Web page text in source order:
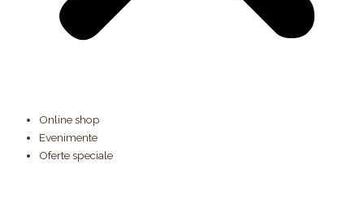
Online shop
Evenimente
Oferte speciale